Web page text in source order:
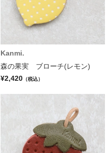
Kanmi.
森の果実 ブローチ(レモン)
¥2,420 （税込）